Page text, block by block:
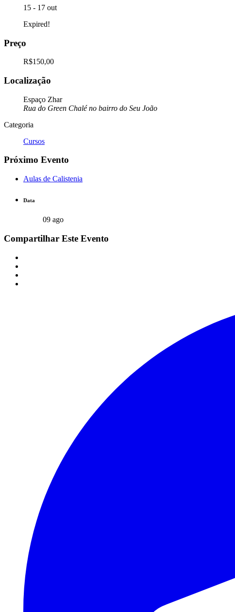
15 - 17 out
Expired!
Preço
R$150,00
Localização
Espaço Zhar
Rua do Green Chalé no bairro do Seu João
Categoria
Cursos
Próximo Evento
Aulas de Calistenia
Data
09 ago
Compartilhar Este Evento